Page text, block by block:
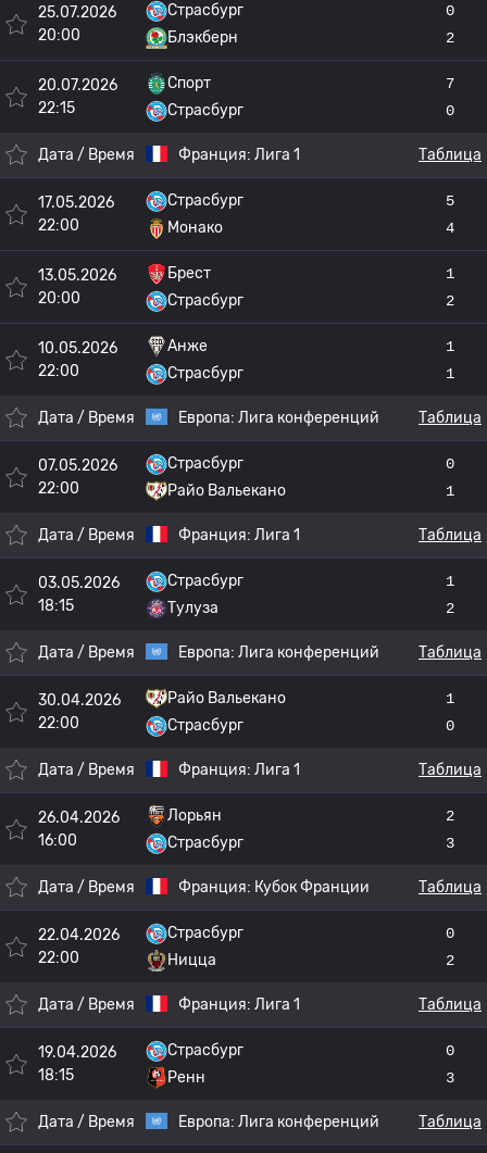
25.07.2026
20:00
Страсбург
Блэкберн
0
2
20.07.2026
22:15
Спорт
Страсбург
7
0
Дата / Время Франция: Лига 1 Таблица
17.05.2026
22:00
Страсбург
Монако
5
4
13.05.2026
20:00
Брест
Страсбург
1
2
10.05.2026
22:00
Анже
Страсбург
1
1
Дата / Время Европа: Лига конференций Таблица
07.05.2026
22:00
Страсбург
Райо Вальекано
0
1
Дата / Время Франция: Лига 1 Таблица
03.05.2026
18:15
Страсбург
Тулуза
1
2
Дата / Время Европа: Лига конференций Таблица
30.04.2026
22:00
Райо Вальекано
Страсбург
1
0
Дата / Время Франция: Лига 1 Таблица
26.04.2026
16:00
Лорьян
Страсбург
2
3
Дата / Время Франция: Кубок Франции Таблица
22.04.2026
22:00
Страсбург
Ницца
0
2
Дата / Время Франция: Лига 1 Таблица
19.04.2026
18:15
Страсбург
Ренн
0
3
Дата / Время Европа: Лига конференций Таблица